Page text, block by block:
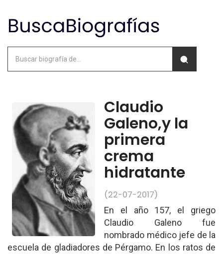
Claudio
Galeno,y la
primera
crema
hidratante
(22-07-2017)
En el año 157, el griego
Claudio Galeno fue
nombrado médico jefe de la
escuela de gladiadores de Pérgamo. En los ratos de